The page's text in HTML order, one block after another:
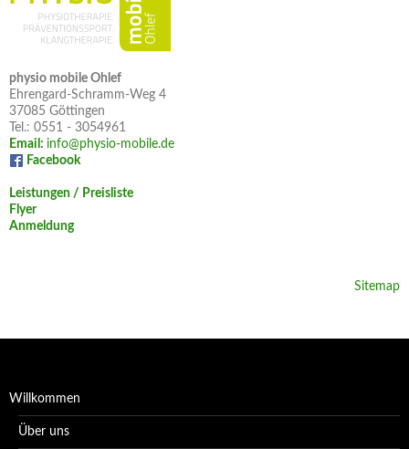
physio mobile Ohlef
Ehrengard-Schramm-Weg 4
37085 Göttingen
Tel.: 0551 - 3054961
Email: info@physio-mobile.de
Facebook
Leistungen / Preisliste
Flyer
Anmeldung
Sitemap
Willkommen
Über uns